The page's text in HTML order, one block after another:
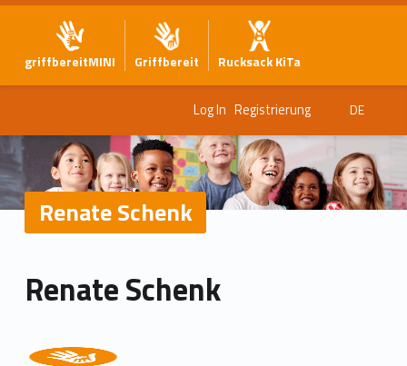
griffbereitMINI Griffbereit Rucksack KiTa
Log In Registrierung DE
Renate Schenk
Renate Schenk